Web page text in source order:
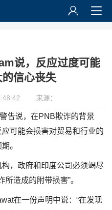
说，反应过度可能
信心丧失
来源：
告说，在PNB欺诈的背景
可能会损害对贸易和行业的
。
，政府和印度公司必须竭尽
造成的附带损害”。
在一份声明中说：“在发现